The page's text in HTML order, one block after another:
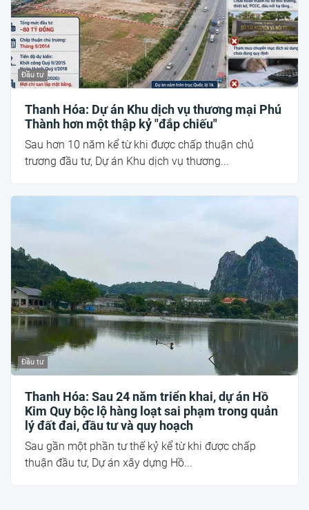
Đầu tư
Thanh Hóa: Dự án Khu dịch vụ thương mại Phú
Thành hơn một thập kỷ "đắp chiếu"
Sau hơn 10 năm kể từ khi được chấp thuận chủ
trương đầu tư, Dự án Khu dịch vụ thương...
Đầu tư
Thanh Hóa: Sau 24 năm triển khai, dự án Hồ
Kim Quy bộc lộ hàng loạt sai phạm trong quản
lý đất đai, đầu tư và quy hoạch
Sau gần một phần tư thế kỷ kể từ khi được chấp
thuận đầu tư, Dự án xây dựng Hồ...